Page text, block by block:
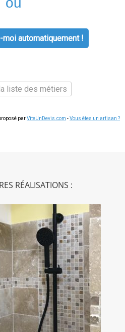
automatiquement !
liste des métiers
parViteUnDevis.com -Vous êtes un artisan ?
RÉALISATIONS :